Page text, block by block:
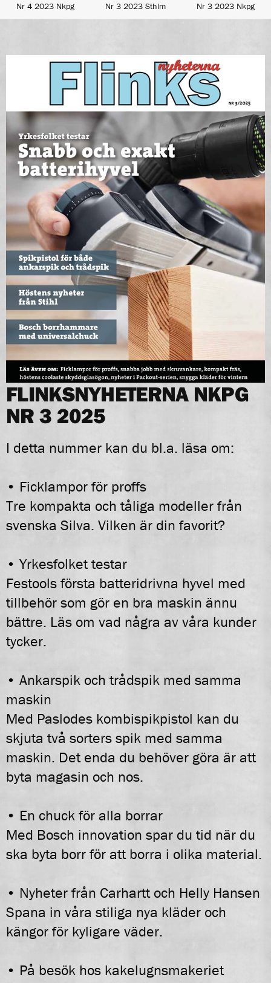
Nr 4 2023 Nkpg Nr 3 2023 Sthlm Nr 3 2023 Nkpg
FLINKSNYHETERNA NKPG
NR 3 2025
I detta nummer kan du bl.a. läsa om:
• Ficklampor för proffs
Tre kompakta och tåliga modeller från
svenska Silva. Vilken är din favorit?
• Yrkesfolket testar
Festools första batteridrivna hyvel med
tillbehör som gör en bra maskin ännu
bättre. Läs om vad några av våra kunder
tycker.
• Ankarspik och trådspik med samma
maskin
Med Paslodes kombispikpistol kan du
skjuta två sorters spik med samma
maskin. Det enda du behöver göra är att
byta magasin och nos.
• En chuck för alla borrar
Med Bosch innovation spar du tid när du
ska byta borr för att borra i olika material.
• Nyheter från Carhartt och Helly Hansen
Spana in våra stiliga nya kläder och
kängor för kyligare väder.
• På besök hos kakelugnsmakeriet